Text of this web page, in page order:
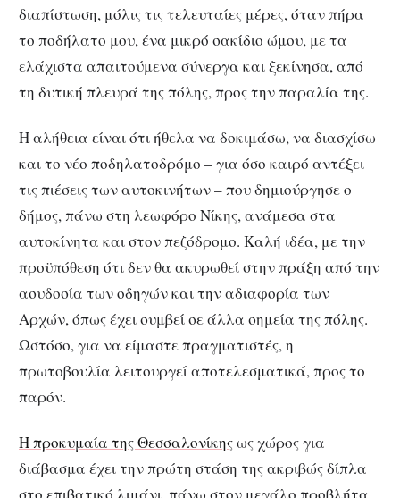
διαπίστωση, μόλις τις τελευταίες μέρες, όταν πήρα
το ποδήλατο μου, ένα μικρό σακίδιο ώμου, με τα
ελάχιστα απαιτούμενα σύνεργα και ξεκίνησα, από
τη δυτική πλευρά της πόλης, προς την παραλία της.
Η αλήθεια είναι ότι ήθελα να δοκιμάσω, να διασχίσω
και το νέο ποδηλατοδρόμο – για όσο καιρό αντέξει
τις πιέσεις των αυτοκινήτων – που δημιούργησε ο
δήμος, πάνω στη λεωφόρο Νίκης, ανάμεσα στα
αυτοκίνητα και στον πεζόδρομο. Καλή ιδέα, με την
προϋπόθεση ότι δεν θα ακυρωθεί στην πράξη από την
ασυδοσία των οδηγών και την αδιαφορία των
Αρχών, όπως έχει συμβεί σε άλλα σημεία της πόλης.
Ωστόσο, για να είμαστε πραγματιστές, η
πρωτοβουλία λειτουργεί αποτελεσματικά, προς το
παρόν.
Η προκυμαία της Θεσσαλονίκηςως χώρος για
διάβασμα έχει την πρώτη στάση της ακριβώς δίπλα
στο επιβατικό λιμάνι, πάνω στον μεγάλο προβλήτα